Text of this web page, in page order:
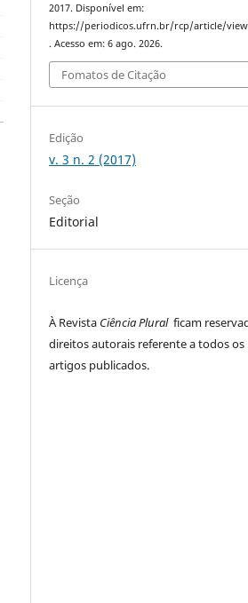
2017. Disponível em:
https://periodicos.ufrn.br/rcp/article/
. Acesso em: 6 ago. 2026.
Fomatos de Citação
Edição
v. 3 n. 2 (2017)
Seção
Editorial
Licença
À Revista Ciência Pluralficam
direitos autorais referente a todos os
artigos publicados.